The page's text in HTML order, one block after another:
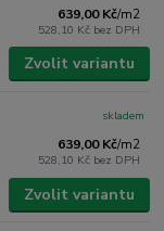
639,00 Kč/m2
528,10 Kč bez DPH
Zvolit variantu
639,00 Kč/m2
528,10 Kč bez DPH
skladem
Zvolit variantu